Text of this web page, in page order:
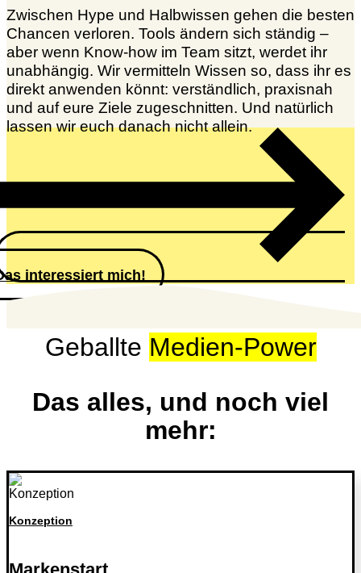
Zwischen Hype und Halbwissen gehen die besten
Chancen verloren. Tools ändern sich ständig –
aber wenn Know-how im Team sitzt, werdet ihr
unabhängig. Wir vermitteln Wissen so, dass ihr es
direkt anwenden könnt: verständlich, praxisnah
und auf eure Ziele zugeschnitten. Und natürlich
lassen wir euch danach nicht allein.
interessiert mich!
Geballte Medien-Power
Das alles, und noch viel
mehr:
Konzeption